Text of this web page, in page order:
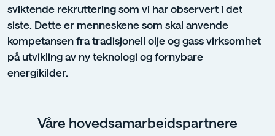
sviktende rekruttering som vi har observert i det
siste. Dette er menneskene som skal anvende
kompetansen fra tradisjonell olje og gass virksomhet
på utvikling av ny teknologi og fornybare
energikilder.
Våre hovedsamarbeidspartnere